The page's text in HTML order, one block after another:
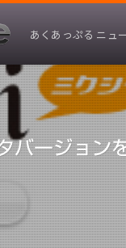
あくあっぷる ニュ
バージョン